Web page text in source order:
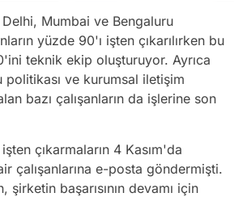
Delhi, Mumbai ve Bengaluru
yüzde 90'ı işten çıkarılırken bu
teknik ekip oluşturuyor. Ayrıca
politikası ve kurumsal iletişim
bazı çalışanların da işlerine son
çıkarmaların 4 Kasım'da
çalışanlarına e-posta göndermişti.
şirketin başarısının devamı için